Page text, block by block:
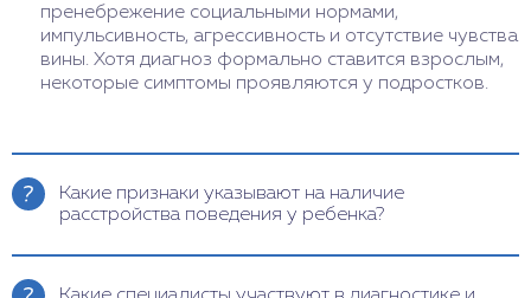
пренебрежение социальными нормами,
импульсивность, агрессивность и отсутствие чувства
вины. Хотя диагноз формально ставится взрослым,
некоторые симптомы проявляются у подростков.
Какие признаки указывают на наличие
расстройства поведения у ребенка?
Признаки расстройства поведения у ребенка